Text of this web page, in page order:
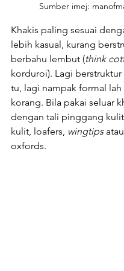
Sumber imej:
Khakis paling sesuai
lebih kasual, kurang
berbahu lembut (think
korduroi). Lagi berstruktur
tu, lagi nampak formal
korang. Bila pakai seluar
dengan tali pinggang
kulit, loafers, wingtips
oxfords.